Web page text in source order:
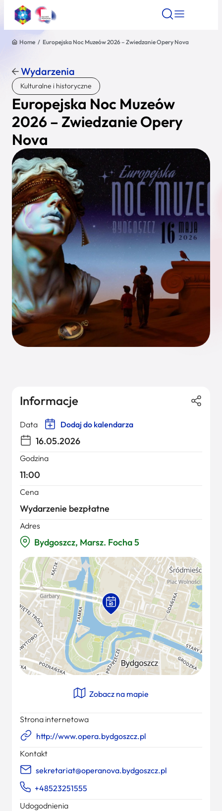
Znajdź atrakcję
Nazwa atrakcji
Miasto
Kategoria
Wyszukaj
Home / Europejska Noc Muzeów 2026 – Zwiedzanie Opery Nova
Wydarzenia
Kulturalne i historyczne
Europejska Noc Muzeów
2026 – Zwiedzanie Opery
Nova
Informacje
Data Dodaj do kalendarza
16.05.2026
Godzina
11:00
Cena
Wydarzenie bezpłatne
Adres
Bydgoszcz, Marsz. Focha 5
Zobacz na mapie
Strona internetowa
http://www.opera.bydgoszcz.pl
Kontakt
sekretariat@operanova.bydgoszcz.pl
+48523251555
Udogodnienia